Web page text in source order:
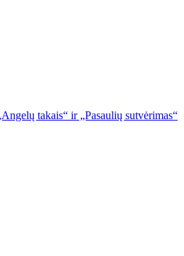
takais“ ir „Pasaulių sutvėrimas“